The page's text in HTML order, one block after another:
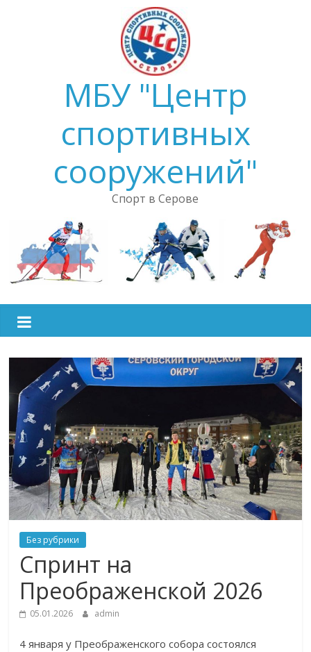
МБУ "Центр
спортивных
сооружений"
Спорт в Серове
Без рубрики
Спринт на
Преображенской 2026
05.01.2026 admin
4 января у Преображенского собора состоялся